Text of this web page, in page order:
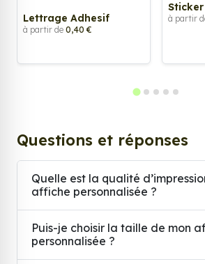
Lettrage Adhesif
à partir de 0,40 €
à partir
Questions et réponses
Quelle est la qualité
affiche personnalisée ?
Puis-je choisir la taille de mon
personnalisée ?